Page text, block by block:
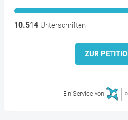
10.514 Unterschriften
ZUR
Ein Service von